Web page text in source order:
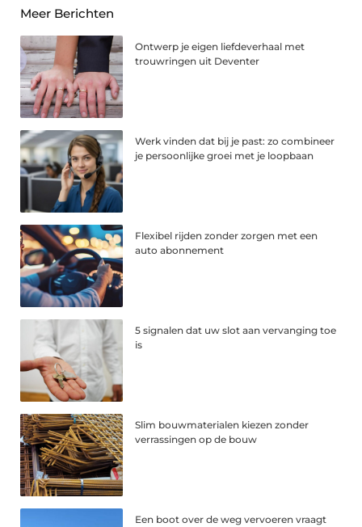
Meer Berichten
Ontwerp je eigen liefdeverhaal met
trouwringen uit Deventer
Werk vinden dat bij je past: zo combineer
je persoonlijke groei met je loopbaan
Flexibel rijden zonder zorgen met een
auto abonnement
5 signalen dat uw slot aan vervanging toe
is
Slim bouwmaterialen kiezen zonder
verrassingen op de bouw
Een boot over de weg vervoeren vraagt